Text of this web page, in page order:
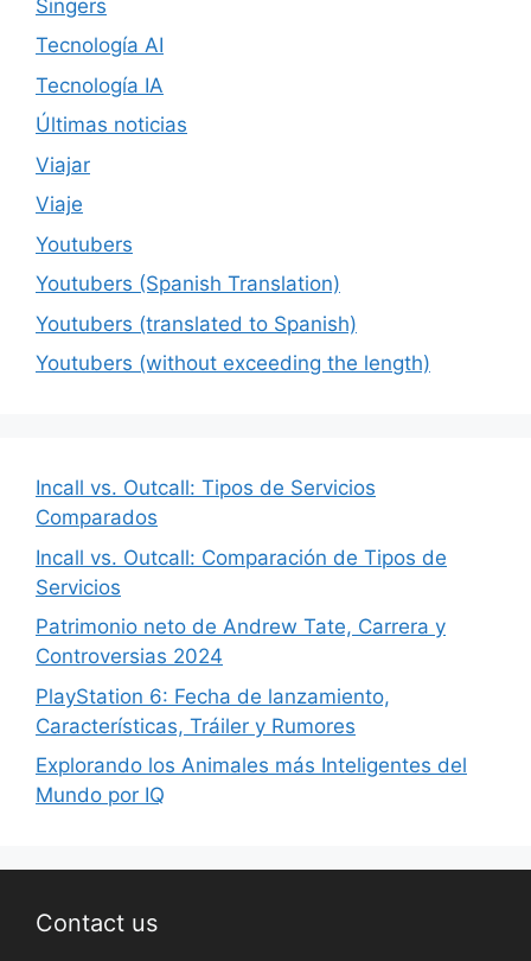
Singers
Tecnología AI
Tecnología IA
Últimas noticias
Viajar
Viaje
Youtubers
Youtubers (Spanish Translation)
Youtubers (translated to Spanish)
Youtubers (without exceeding the length)
Incall vs. Outcall: Tipos de Servicios
Comparados
Incall vs. Outcall: Comparación de Tipos de
Servicios
Patrimonio neto de Andrew Tate, Carrera y
Controversias 2024
PlayStation 6: Fecha de lanzamiento,
Características, Tráiler y Rumores
Explorando los Animales más Inteligentes del
Mundo por IQ
Contact us